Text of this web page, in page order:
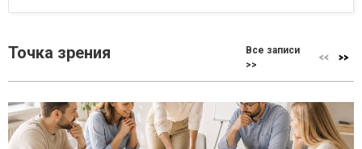
Точка зрения
Все записи
>>